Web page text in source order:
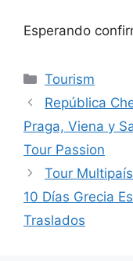
Esperando
Tourism
República
Praga, Viena y
Tour Passion
Tour
10 Días Grecia
Traslados